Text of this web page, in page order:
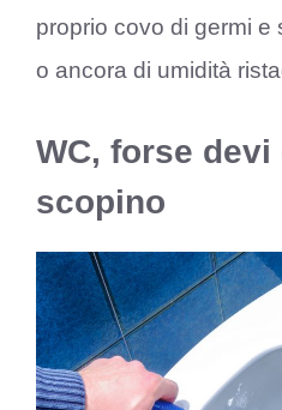
proprio covo di germi e
o ancora di umidità
WC, forse
scopino